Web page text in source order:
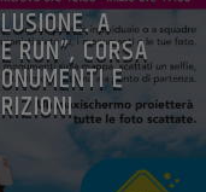
A
RUN”, CORSA
E